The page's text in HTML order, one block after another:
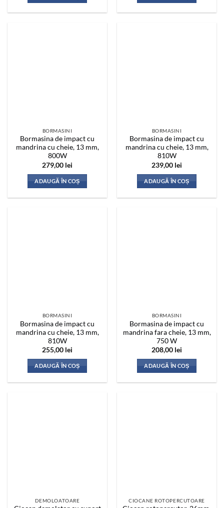
BORMASINI
Bormasina de impact cu
mandrina cu cheie, 13 mm,
800W
279,00 lei
ADAUGĂ ÎN COȘ
BORMASINI
Bormasina de impact cu
mandrina cu cheie, 13 mm,
810W
239,00 lei
ADAUGĂ ÎN COȘ
BORMASINI
Bormasina de impact cu
mandrina cu cheie, 13 mm,
810W
255,00 lei
ADAUGĂ ÎN COȘ
BORMASINI
Bormasina de impact cu
mandrina fara cheie, 13 mm,
750 W
208,00 lei
ADAUGĂ ÎN COȘ
DEMOLOATOARE CIOCANE ROTOPERCUTOARE